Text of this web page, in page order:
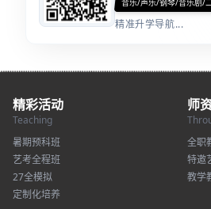
精准升学导航...
精彩活动
Teaching
暑期预科班
艺考全程班
27全模拟
定制化培养
师
全职
特邀
教学